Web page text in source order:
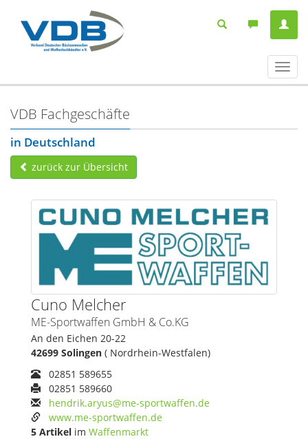
ein-/
VDB Fachgeschäfte
in Deutschland
zurück zur Übersicht
Cuno Melcher
ME-Sportwaffen GmbH & Co.KG
An den Eichen 20-22
42699 Solingen ( Nordrhein-Westfalen)
02851 589655
02851 589660
hendrik.aryus@me-sportwaffen.de
www.me-sportwaffen.de
5 Artikel im Waffenmarkt